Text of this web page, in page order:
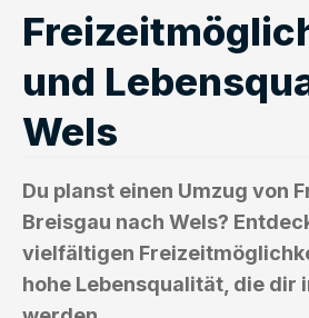
und
Wels
Du planst einen Umzug von
Breisgau nach Wels?
vielfältigen
hohe Lebensqualität, die dir